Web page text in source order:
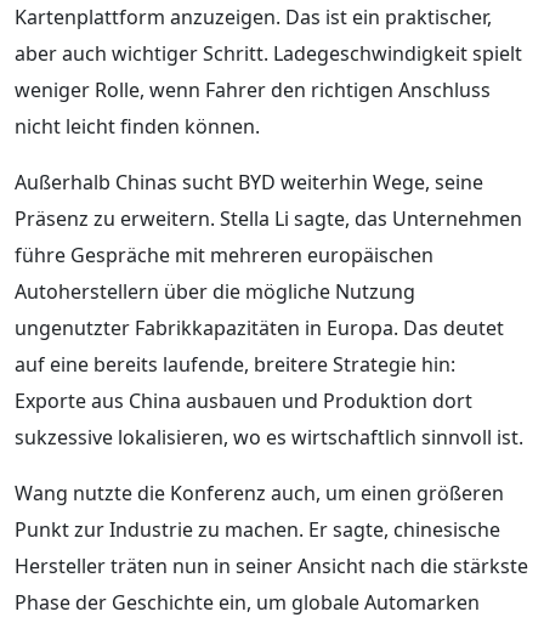
Kartenplattform anzuzeigen. Das ist ein praktischer,
aber auch wichtiger Schritt. Ladegeschwindigkeit spielt
weniger Rolle, wenn Fahrer den richtigen Anschluss
nicht leicht finden können.
Außerhalb Chinas sucht BYD weiterhin Wege, seine
Präsenz zu erweitern. Stella Li sagte, das Unternehmen
führe Gespräche mit mehreren europäischen
Autoherstellern über die mögliche Nutzung
ungenutzter Fabrikkapazitäten in Europa. Das deutet
auf eine bereits laufende, breitere Strategie hin:
Exporte aus China ausbauen und Produktion dort
sukzessive lokalisieren, wo es wirtschaftlich sinnvoll ist.
Wang nutzte die Konferenz auch, um einen größeren
Punkt zur Industrie zu machen. Er sagte, chinesische
Hersteller träten nun in seiner Ansicht nach die stärkste
Phase der Geschichte ein, um globale Automarken